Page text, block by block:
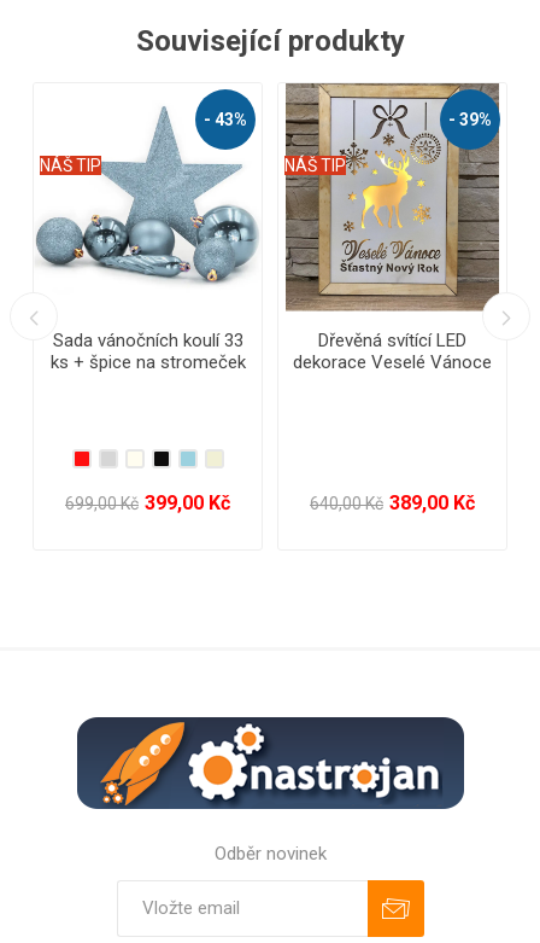
Související produkty
- 38%
NÁŠ TIP
Dřevěná svítící LED
dekorace Veselé Vánoce
648,00 Kč 399,00 Kč
- 58%
NÁŠ TIP
Vánoční dřevěná
dekorace 14 cm
118,00 Kč 49,00 Kč
Odběr novinek